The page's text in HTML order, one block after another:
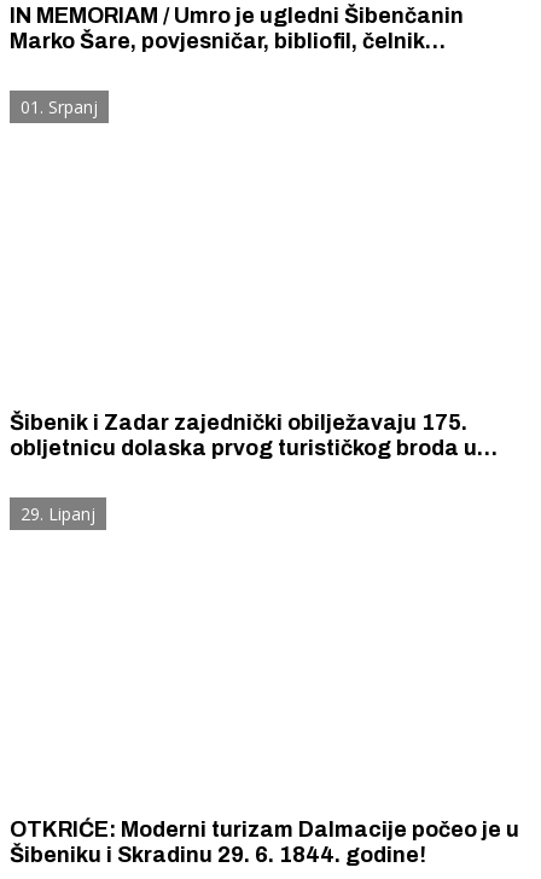
IN MEMORIAM / Umro je ugledni Šibenčanin
Marko Šare, povjesničar, bibliofil, čelnik
01. Srpanj
Šibenik i Zadar zajednički obilježavaju 175.
obljetnicu dolaska prvog turističkog broda u
29. Lipanj
OTKRIĆE: Moderni turizam Dalmacije počeo je u
Šibeniku i Skradinu 29. 6. 1844. godine!